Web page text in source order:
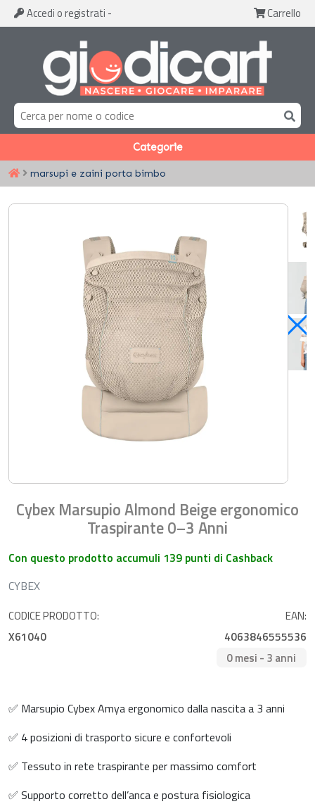
Accedi o registrati - Carrello
Categorie
marsupi e zaini porta bimbo
Cybex Marsupio Almond Beige ergonomico
Traspirante 0–3 Anni
Con questo prodotto accumuli 139 punti di Cashback
CYBEX
CODICE PRODOTTO:
X61040
EAN:
4063846555536
0 mesi - 3 anni
✅ Marsupio Cybex Amya ergonomico dalla nascita a 3 anni
✅ 4 posizioni di trasporto sicure e confortevoli
✅ Tessuto in rete traspirante per massimo comfort
✅ Supporto corretto dell’anca e postura fisiologica